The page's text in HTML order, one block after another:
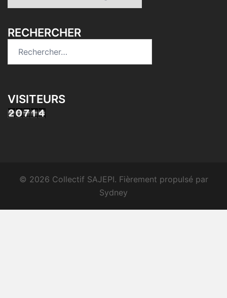
RECHERCHER
VISITEURS
© 2026 Collectif SAJEPI. Fièrement propulsé par
Sydney